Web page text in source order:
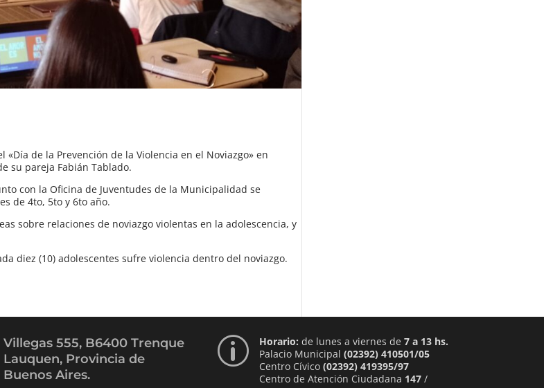
de la Prevención de la Violencia en el Noviazgo» en
su pareja Fabián Tablado.
con la Oficina de Juventudes de la Municipalidad se
de 4to, 5to y 6to año.
sobre relaciones de noviazgo violentas en la adolescencia, y
diez (10) adolescentes sufre violencia dentro del noviazgo.
Villegas 555, B6400 Trenque
Lauquen, Provincia de
Buenos Aires.
p Horario: de lunes a viernes de 7 a 13 hs.
Palacio Municipal (02392) 410501/05
Centro Cívico (02392) 419395/97
Centro de Atención Ciudadana 147/